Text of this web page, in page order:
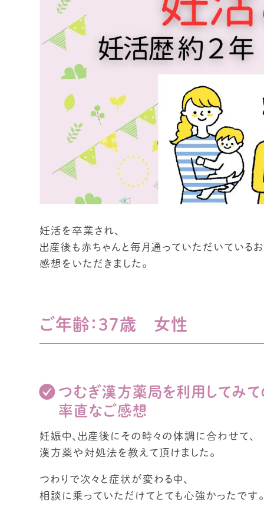
妊活を卒業され、
出産後も赤ちゃんと毎月通っていただいている
感想をいただきました。
ご年齢：３７歳 女性
つむぎ漢方薬局を利用してみ
率直なご感想
妊娠中、出産後にその時々の体調に合わせて、
漢方薬や対処法を教えて頂けました。
つわりで次々と症状が変わる中、
相談に乗っていただけてとても心強かったです